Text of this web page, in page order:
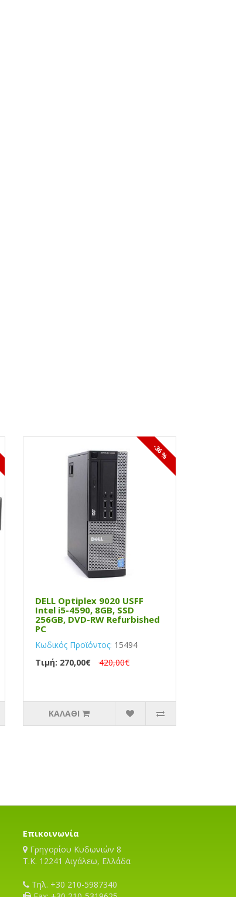
-36 %
DELL Optiplex 9020 USFF
Intel i5-4590, 8GB, SSD
256GB, DVD-RW Refurbished
PC
Κωδικός Προϊόντος: 15494
Τιμή: 270,00€
420,00€
ΚΑΛΆΘΙ
Επικοινωνία
Γρηγορίου Κυδωνιών 8
T.K. 12241 Αιγάλεω, Ελλάδα
Τηλ. +30 210-5987340